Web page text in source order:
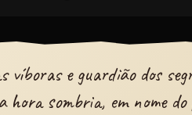
víboras e guardião dos
hora sombria, em nome